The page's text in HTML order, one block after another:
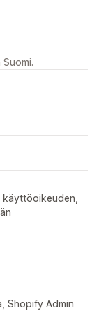
käyttöoikeuden,
Shopify Admin